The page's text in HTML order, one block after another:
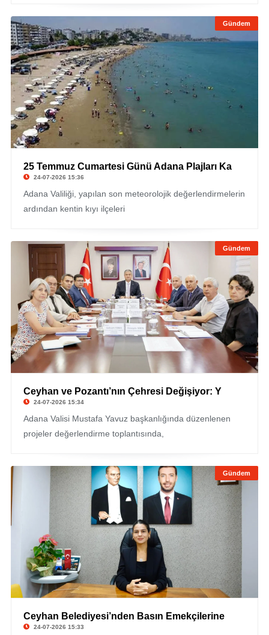
Gündem
25 Temmuz Cumartesi Günü Adana Plajları Ka
24-07-2026 15:36
Adana Valiliği, yapılan son meteorolojik değerlendirmelerin
ardından kentin kıyı ilçeleri
Gündem
Ceyhan ve Pozantı’nın Çehresi Değişiyor: Y
24-07-2026 15:34
Adana Valisi Mustafa Yavuz başkanlığında düzenlenen
projeler değerlendirme toplantısında,
Gündem
Ceyhan Belediyesi’nden Basın Emekçilerine
24-07-2026 15:33